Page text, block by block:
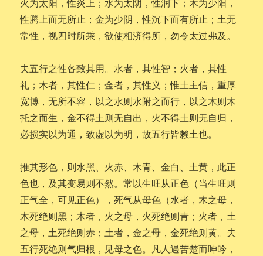
火为太阳，性炎上；水为太阴，性润下；木为少阳，
性腾上而无所止；金为少阴，性沉下而有所止；土无
常性，视四时所乘，欲使相济得所，勿令太过弗及。
夫五行之性各致其用。水者，其性智；火者，其性
礼；木者，其性仁；金者，其性义；惟土主信，重厚
宽博，无所不容，以之水则水附之而行，以之木则木
托之而生，金不得土则无自出，火不得土则无自归，
必损实以为通，致虚以为明，故五行皆赖土也。
推其形色，则水黑、火赤、木青、金白、土黄，此正
色也，及其变易则不然。常以生旺从正色（当生旺则
正气全，可见正色），死气从母色（水者，木之母，
木死绝则黑；木者，火之母，火死绝则青；火者，土
之母，土死绝则赤；土者，金之母，金死绝则黄。夫
五行死绝则气归根，见母之色。凡人遇苦楚而呻吟，